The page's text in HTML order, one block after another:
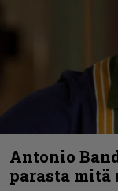
Antonio
parasta mitä